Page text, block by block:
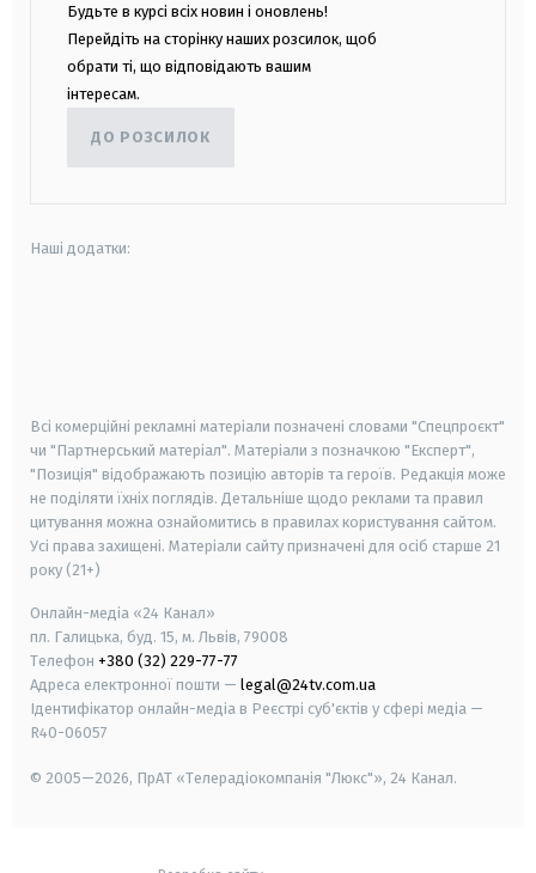
Будьте в курсі всіх новин і оновлень!
Перейдіть на сторінку наших розсилок, щоб
обрати ті, що відповідають вашим
інтересам.
ДО РОЗСИЛОК
Наші додатки:
Всі комерційні рекламні матеріали позначені словами "Спецпроєкт"
чи "Партнерський матеріал". Матеріали з позначкою "Експерт",
"Позиція" відображають позицію авторів та героїв. Редакція може
не поділяти їхніх поглядів. Детальніше щодо реклами та правил
цитування можна ознайомитись в правилах користування сайтом.
Усі права захищені. Матеріали сайту призначені для осіб старше 21
року (21+)
Онлайн-медіа «24 Канал»
пл. Галицька, буд. 15, м. Львів, 79008
Телефон +380 (32) 229-77-77
Адреса електронної пошти — legal@24tv.com.ua
Ідентифікатор онлайн-медіа в Реєстрі суб'єктів у сфері медіа —
R40-06057
© 2005—2026, ПрАТ «Телерадіокомпанія "Люкс"», 24 Канал.